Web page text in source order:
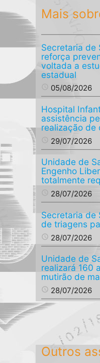
Mais
Secretaria de
reforça
voltada a
estadual
access_time 05/08/2026
Hospital
assistência
realização de
access_time 29/07/2026
Unidade de
Engenho
totalmente
access_time 28/07/2026
Secretaria de
de triagens
access_time 28/07/2026
Unidade de
realizará 160
mutirão de
access_time 28/07/2026
Outros